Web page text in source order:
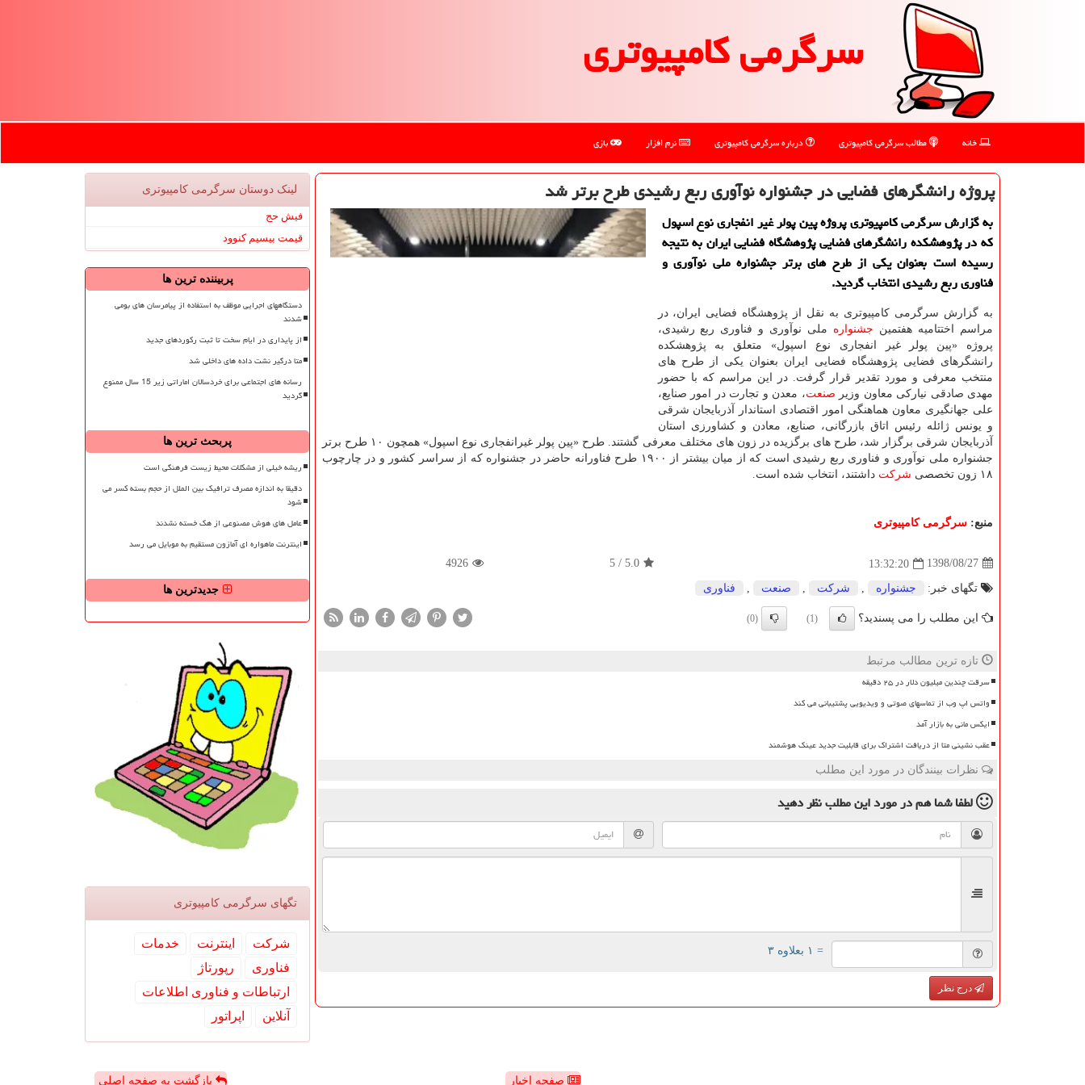
سرگرمی كامپیوتری
خانه مطالب سرگرمی كامپیوتری درباره سرگرمی كامپیوتری نرم افزار بازی
پروژه رانشگرهای فضایی در جشنواره نوآوری ربع رشیدی طرح برتر شد
به گزارش سرگرمی كامپیوتری پروژه پین پولر غیر انفجاری نوع اسپول
كه در پژوهشكده رانشگرهای فضایی پژوهشگاه فضایی ایران به نتیجه
رسیده است بعنوان یكی از طرح های برتر جشنواره ملی نوآوری و
فناوری ربع رشیدی انتخاب گردید.
به گزارش سرگرمی كامپیوتری به نقل از پژوهشگاه فضایی ایران، در
مراسم اختتامیه هفتمین جشنواره ملی نوآوری و فناوری ربع رشیدی،
پروژه «پین پولر غیر انفجاری نوع اسپول» متعلق به پژوهشكده
رانشگرهای فضایی پژوهشگاه فضایی ایران بعنوان یكی از طرح های
منتخب معرفی و مورد تقدیر قرار گرفت. در این مراسم كه با حضور
مهدی صادقی نیاركی معاون وزیر صنعت، معدن و تجارت در امور صنایع،
علی جهانگیری معاون هماهنگی امور اقتصادی استاندار آذربایجان شرقی
و یونس ژائله رئیس اتاق بازرگانی، صنایع، معادن و كشاورزی استان
آذربایجان شرقی برگزار شد، طرح های برگزیده در زون های مختلف معرفی گشتند. طرح «پین پولر غیرانفجاری نوع اسپول» همچون ۱۰ طرح برتر
جشنواره ملی نوآوری و فناوری ربع رشیدی است كه از میان بیشتر از ۱۹۰۰ طرح فناورانه حاضر در جشنواره كه از سراسر كشور و در چارچوب
۱۸ زون تخصصی
شركت داشتند، انتخاب شده است.
منبع: سرگرمی كامپیوتری
1398/08/27
13:32:20
5.0
/
5
4926
تگهای خبر: جشنواره شركت صنعت فناوری
این مطلب را می پسندید؟ (1)
(0)
تازه ترین مطالب مرتبط
سرقت چندین میلیون دلار در ۲۵ دقیقه
واتس اپ وب از تماسهای صوتی و ویدیویی پشتیبانی می کند
ایکس مانی به بازار آمد
عقب نشینی متا از دریافت اشتراک برای قابلیت جدید عینک هوشمند
نظرات بینندگان در مورد این مطلب
لطفا شما همدر مورد این مطلبنظر دهید
= ۱ بعلاوه ۳
درج نظر
لینک دوستان سرگرمی كامپیوتری
فیش حج
قیمت بیسیم کنوود
پربیننده ترین ها
دستگاههای اجرایی موظف به استفاده از پیامرسان های بومی
شدند
از پایداری در ایام سخت تا ثبت رکوردهای جدید
متا درگیر نشت داده های داخلی شد
رسانه های اجتماعی برای خردسالان اماراتی زیر 15 سال ممنوع
گردید
پربحث ترین ها
ریشه خیلی از مشکلات محیط زیست فرهنگی است
دقیقا به اندازه مصرف ترافیک بین الملل از حجم بسته کسر می
شود
عامل های هوش مصنوعی از هک خسته نشدند
اینترنت ماهواره ای آمازون مستقیم به موبایل می رسد
جدیدترین ها
تگهای سرگرمی كامپیوتری
شركت اینترنت
خدمات
فناوری
رپورتاژ
ارتباطات و فناوری اطلاعات
آنلاین
اپراتور
صفحه اخبار بازگشت به صفحه اصلی